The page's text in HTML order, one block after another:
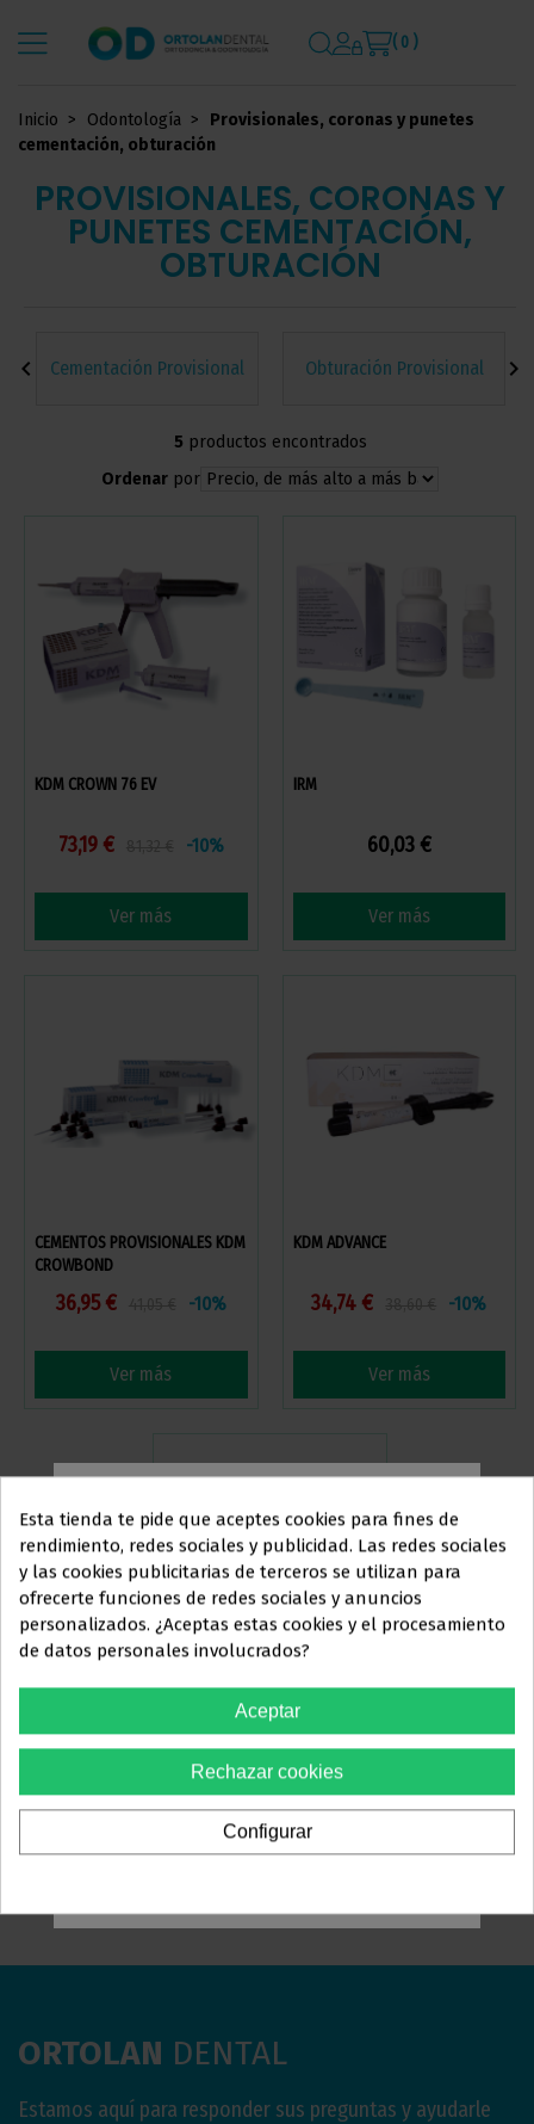
Este sitio web está dirigidoen
exclusivaa
PROFESIONALES DEL
SECTOR
ODONTOLÓGICO
Debes confirmar que eres
profesional dental
( 0 )
Inicio Odontología
Provisionales, coronas y punetes
cementación, obturación
PROVISIONALES, CORONAS Y
PUNETES CEMENTACIÓN,
OBTURACIÓN
chevron_left Cementación Provisional Obturación Provisional chevron_right
5 productos encontrados
Ordenar por
KDM CROWN 76 EV
73,19 € -10%
Ver más
IRM
60,03 €
Ver más
CEMENTOS PROVISIONALES KDM
CROWBOND
36,95 € -10%
Ver más
KDM ADVANCE
34,74 € -10%
Ver más
19,75 €
Ver más
ORTOLAN DENTAL
Estamos aquí para responder sus preguntas y ayudarle
Esta tienda te pide que aceptes cookies para fines de
rendimiento, redes sociales y publicidad. Las redes sociales
y las cookies publicitarias de terceros se utilizan para
ofrecerte funciones de redes sociales y anuncios
personalizados. ¿Aceptas estas cookies y el procesamiento
de datos personales involucrados?
Aceptar
Rechazar cookies
Configurar